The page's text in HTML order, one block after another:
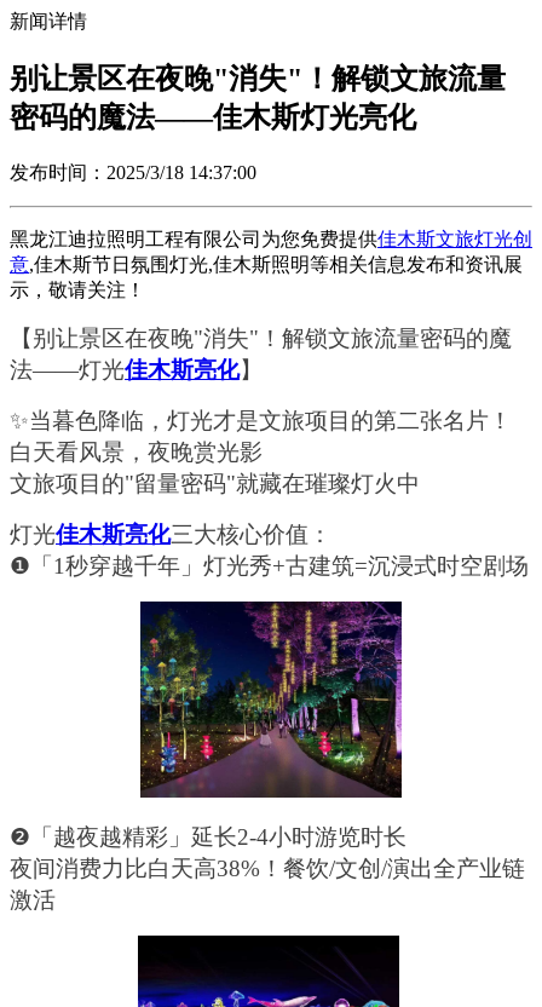
新闻详情
别让景区在夜晚"消失"！解锁文旅流量
密码的魔法——佳木斯灯光亮化
发布时间：2025/3/18 14:37:00
黑龙江迪拉照明工程有限公司为您免费提供佳木斯文旅灯光创
意,佳木斯节日氛围灯光,佳木斯照明等相关信息发布和资讯展
示，敬请关注！
【别让景区在夜晚"消失"！解锁文旅流量密码的魔
法——灯光佳木斯亮化】
✨当暮色降临，灯光才是文旅项目的第二张名片！
白天看风景，夜晚赏光影
文旅项目的"留量密码"就藏在璀璨灯火中
灯光佳木斯亮化三大核心价值：
❶「1秒穿越千年」灯光秀+古建筑=沉浸式时空剧场
❷「越夜越精彩」延长2-4小时游览时长
夜间消费力比白天高38%！餐饮/文创/演出全产业链
激活